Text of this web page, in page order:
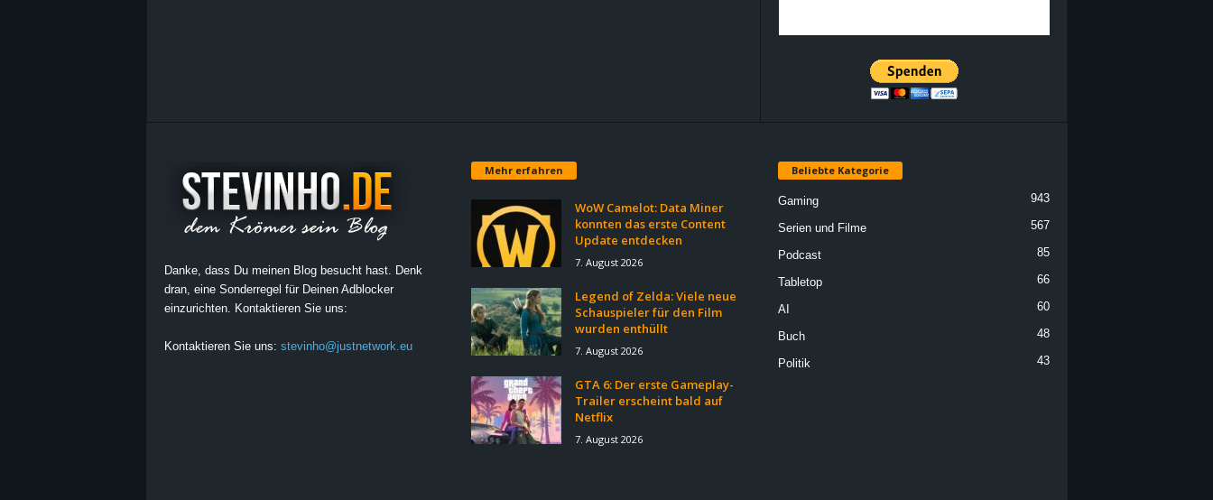
Danke, dass Du meinen Blog besucht hast. Denk
dran, eine Sonderregel für Deinen Adblocker
einzurichten. Kontaktieren Sie uns:
Kontaktieren Sie uns: stevinho@justnetwork.eu
Mehr erfahren
WoW Camelot: Data Miner
konnten das erste Content
Update entdecken
7. August 2026
Legend of Zelda: Viele neue
Schauspieler für den Film
wurden enthüllt
7. August 2026
GTA 6: Der erste Gameplay-
Trailer erscheint bald auf
Netflix
7. August 2026
Beliebte Kategorie
Gaming 943
Serien und Filme 567
Podcast 85
Tabletop 66
AI 60
Buch 48
Politik 43